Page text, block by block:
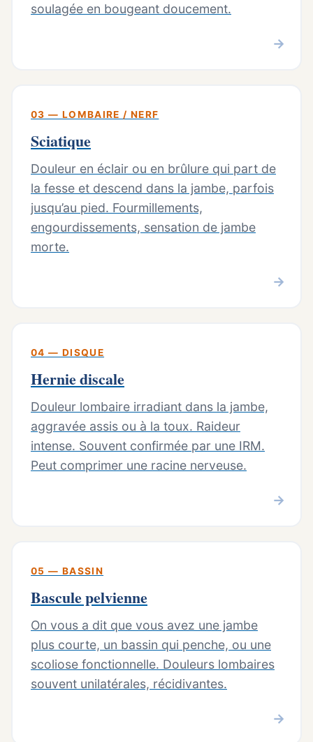
soulagée en bougeant doucement.
→
03 — LOMBAIRE / NERF
Sciatique
Douleur en éclair ou en brûlure qui part de
la fesse et descend dans la jambe, parfois
jusqu’au pied. Fourmillements,
engourdissements, sensation de jambe
morte.
→
04 — DISQUE
Hernie discale
Douleur lombaire irradiant dans la jambe,
aggravée assis ou à la toux. Raideur
intense. Souvent confirmée par une IRM.
Peut comprimer une racine nerveuse.
→
05 — BASSIN
Bascule pelvienne
On vous a dit que vous avez une jambe
plus courte, un bassin qui penche, ou une
scoliose fonctionnelle. Douleurs lombaires
souvent unilatérales, récidivantes.
→